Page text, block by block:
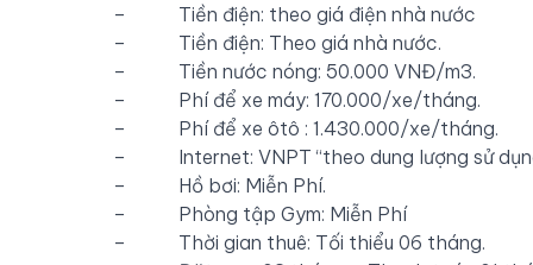
– Tiền điện: theo giá điện nhà nước
– Tiền điện: Theo giá nhà nước.
– Tiền nước nóng: 50.000 VNĐ/m3.
– Phí để xe máy: 170.000/xe/tháng.
– Phí để xe ôtô : 1.430.000/xe/tháng.
– Internet: VNPT “theo dung lượng sử
– Hồ bơi: Miễn Phí.
– Phòng tập Gym: Miễn Phí
– Thời gian thuê: Tối thiểu 06 tháng.